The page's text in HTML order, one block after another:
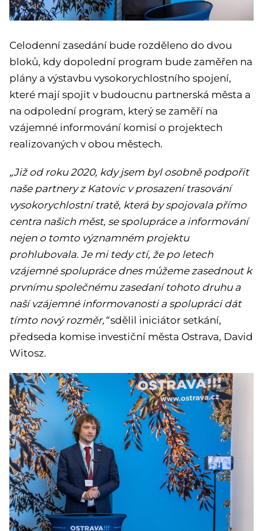
Celodenní zasedání bude rozděleno do dvou
bloků, kdy dopolední program bude zaměřen na
plány a výstavbu vysokorychlostního spojení,
které mají spojit v budoucnu partnerská města a
na odpolední program, který se zaměří na
vzájemné informování komisí o projektech
realizovaných v obou městech.
„Již od roku 2020, kdy jsem byl osobně podpořit
naše partnery z Katovic v prosazení trasování
vysokorychlostní tratě, která by spojovala přímo
centra našich měst, se spolupráce a informování
nejen o tomto významném projektu
prohlubovala. Je mi tedy ctí, že po letech
vzájemné spolupráce dnes můžeme zasednout k
prvnímu společnému zasedaní tohoto druhu a
naší vzájemné informovanosti a spolupráci dát
tímto nový rozměr,“sdělil iniciátor setkání,
předseda komise investiční města Ostrava, David
Witosz.